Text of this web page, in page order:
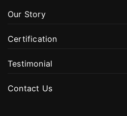
Our Story
Certification
Testimonial
Contact Us